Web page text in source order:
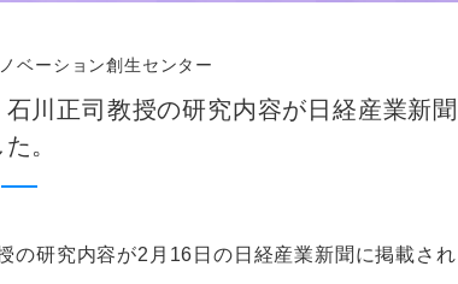
ベーション創生センター
正司教授の研究内容が日経産業新聞
た。
研究内容が2月16日の日経産業新聞に掲載され